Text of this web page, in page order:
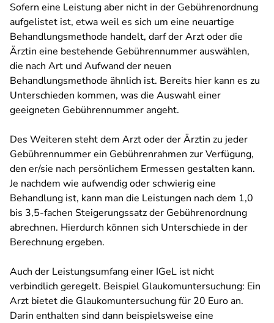
Sofern eine Leistung aber nicht in der Gebührenordnung
aufgelistet ist, etwa weil es sich um eine neuartige
Behandlungsmethode handelt, darf der Arzt oder die
Ärztin eine bestehende Gebührennummer auswählen,
die nach Art und Aufwand der neuen
Behandlungsmethode ähnlich ist. Bereits hier kann es zu
Unterschieden kommen, was die Auswahl einer
geeigneten Gebührennummer angeht.
Des Weiteren steht dem Arzt oder der Ärztin zu jeder
Gebührennummer ein Gebührenrahmen zur Verfügung,
den er/sie nach persönlichem Ermessen gestalten kann.
Je nachdem wie aufwendig oder schwierig eine
Behandlung ist, kann man die Leistungen nach dem 1,0
bis 3,5-fachen Steigerungssatz der Gebührenordnung
abrechnen. Hierdurch können sich Unterschiede in der
Berechnung ergeben.
Auch der Leistungsumfang einer IGeL ist nicht
verbindlich geregelt. Beispiel Glaukomuntersuchung: Ein
Arzt bietet die Glaukomuntersuchung für 20 Euro an.
Darin enthalten sind dann beispielsweise eine